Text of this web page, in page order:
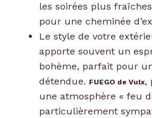
les soirées plus
pour une cheminée
Le style de votre
apporte souvent un
bohème, parfait pour
détendue. FUEGO de Vulx,
une atmosphère « feu
particulièrement